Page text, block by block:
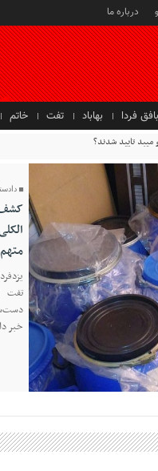
درباره ما
بافق فردا بهاباد تفت خاتم
تایید شدند؟
متهم
خبر